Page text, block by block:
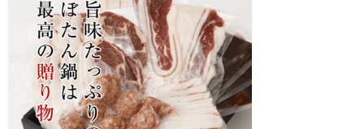
ジビエ肉の食肉工程 3つの強み
メディア情報 製作所ブログ
特定商法取引に基づく表記 プライバシーポリシー